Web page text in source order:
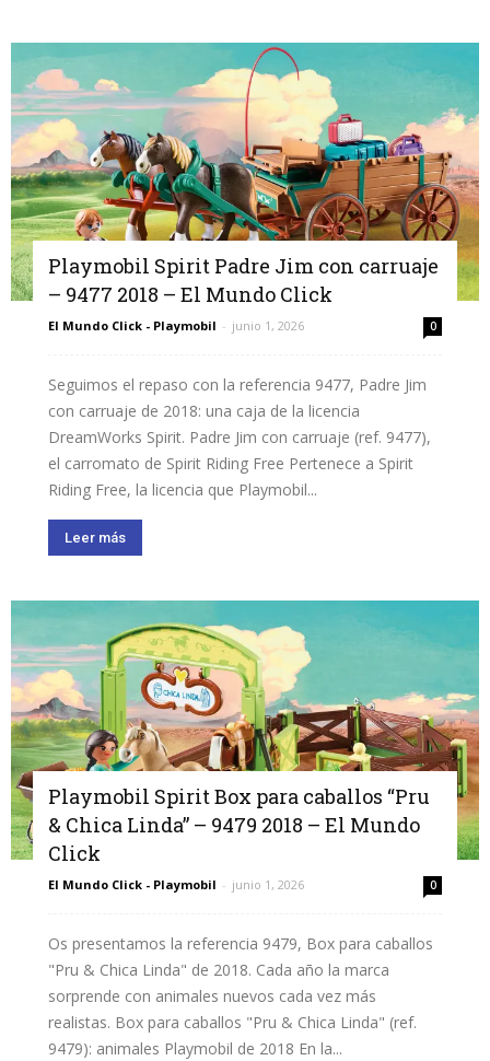
Playmobil Spirit Padre Jim con carruaje
– 9477 2018 – El Mundo Click
El Mundo Click - Playmobil - junio 1, 2026 0
Seguimos el repaso con la referencia 9477, Padre Jim
con carruaje de 2018: una caja de la licencia
DreamWorks Spirit. Padre Jim con carruaje (ref. 9477),
el carromato de Spirit Riding Free Pertenece a Spirit
Riding Free, la licencia que Playmobil...
Leer más
Playmobil Spirit Box para caballos “Pru
& Chica Linda” – 9479 2018 – El Mundo
Click
El Mundo Click - Playmobil - junio 1, 2026 0
Os presentamos la referencia 9479, Box para caballos
"Pru & Chica Linda" de 2018. Cada año la marca
sorprende con animales nuevos cada vez más
realistas. Box para caballos "Pru & Chica Linda" (ref.
9479): animales Playmobil de 2018 En la...